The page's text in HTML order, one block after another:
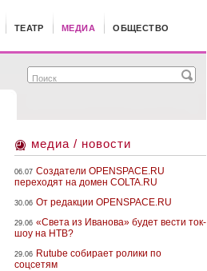
ТЕАТР МЕДИА ОБЩЕСТВО
медиа / новости
06.07 Создатели OPENSPACE.RU
переходят на домен COLTA.RU
30.06 От редакции OPENSPACE.RU
29.06 «Света из Иванова» будет вести ток-
шоу на НТВ?
29.06 Rutube собирает ролики по
соцсетям